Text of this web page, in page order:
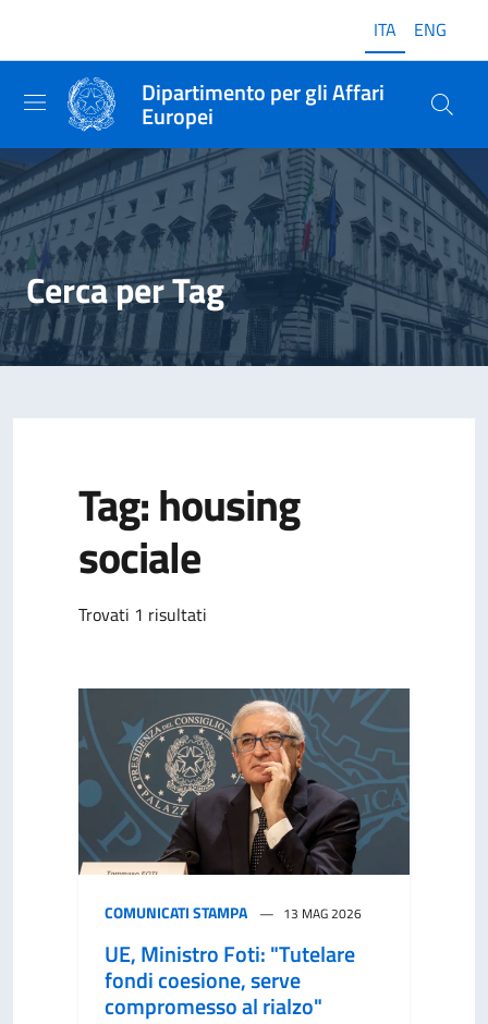
ITA ENG
Dipartimento per gli Affari
Europei
Cerca per Tag
Tag: housing
sociale
Trovati 1 risultati
COMUNICATI STAMPA 13 MAG 2026
UE, Ministro Foti: "Tutelare
fondi coesione, serve
compromesso al rialzo"